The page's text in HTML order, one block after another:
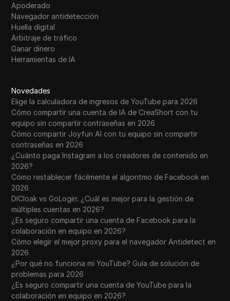
Apoderado
Navegador antidetección
Huella digital
Arbitraje de tráfico
Ganar dinero
Herramientas de IA
Novedades
Elige la calculadora de ingresos de YouTube para 2026
Cómo compartir una cuenta de IA de CreaShort con tu
equipo sin compartir contraseñas en 2026
Cómo compartir Joyfun AI con tu equipo sin compartir
contraseñas en 2026
¿Cuánto paga Instagram a los creadores de contenido en
2026?
Cómo restablecer fácilmente el algoritmo de Facebook en
2026
DICloak vs GoLogin: ¿Cuál es mejor para la gestión de
múltiples cuentas en 2026?
¿Es seguro compartir una cuenta de Facebook para la
colaboración en equipo en 2026?
Cómo elegir el mejor proxy para el navegador Antidetect en
2026
¿Por qué no funciona mi YouTube? Guía de solución de
problemas para 2026
¿Es seguro compartir una cuenta de YouTube para la
colaboración en equipo en 2026?